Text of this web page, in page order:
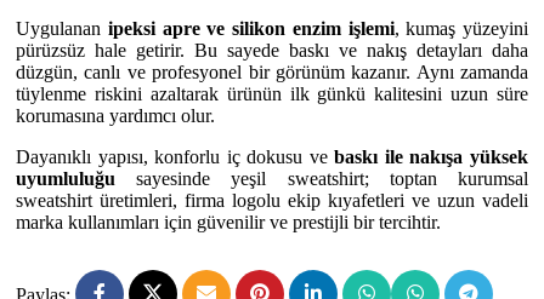
Uygulanan ipeksi apre ve silikon enzim işlemi, kumaş yüzeyini
pürüzsüz hale getirir. Bu sayede baskı ve nakış detayları daha
düzgün, canlı ve profesyonel bir görünüm kazanır. Aynı zamanda
tüylenme riskini azaltarak ürünün ilk günkü kalitesini uzun süre
korumasına yardımcı olur.
Dayanıklı yapısı, konforlu iç dokusu vebaskı ile nakışa yüksek
uyumluluğu sayesinde yeşil sweatshirt; toptan kurumsal
sweatshirt üretimleri, firma logolu ekip kıyafetleri ve uzun vadeli
marka kullanımları için güvenilir ve prestijli bir tercihtir.